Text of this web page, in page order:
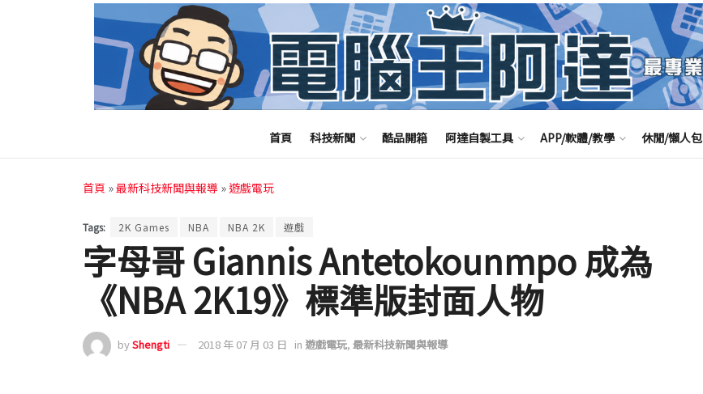
首頁 科技新聞 酷品開箱 阿達自製工具 APP/軟體/教學 休閒/懶人包
首頁 »最新科技新聞與報導 »遊戲電玩
Tags: 2K Games NBA NBA 2K 遊戲
字母哥 Giannis Antetokounmpo 成為
《NBA 2K19》標準版封面人物
byShengti 2018 年 07 月 03 日 in 遊戲電玩, 最新科技新聞與報導